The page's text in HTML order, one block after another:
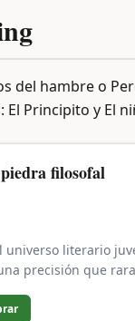
del hambre o
Principito y El
filosofal
universo literario
precisión que